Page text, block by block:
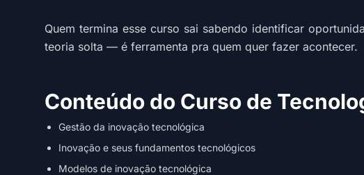
Quem termina esse curso sai sabendo identificar
teoria solta — é ferramenta pra quem quer fazer acontecer.
Conteúdo do Curso de
Gestão da inovação tecnológica
Inovação e seus fundamentos tecnológicos
Modelos de inovação tecnológica